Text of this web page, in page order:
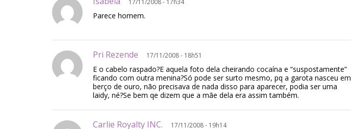
17/11/2008 - 17h34
Parece homem.
Pri Rezende 17/11/2008 - 18h51
E o cabelo raspado?E aquela foto dela cheirando cocaína e “suspostamente”
ficando com outra menina?Só pode ser surto mesmo, pq a garota nasceu em
berço de ouro, não precisava de nada disso para aparecer, podia ser uma
laidy, né?Se bem qe dizem que a mãe dela era assim também.
Carlie Royalty INC. 17/11/2008 - 19h14